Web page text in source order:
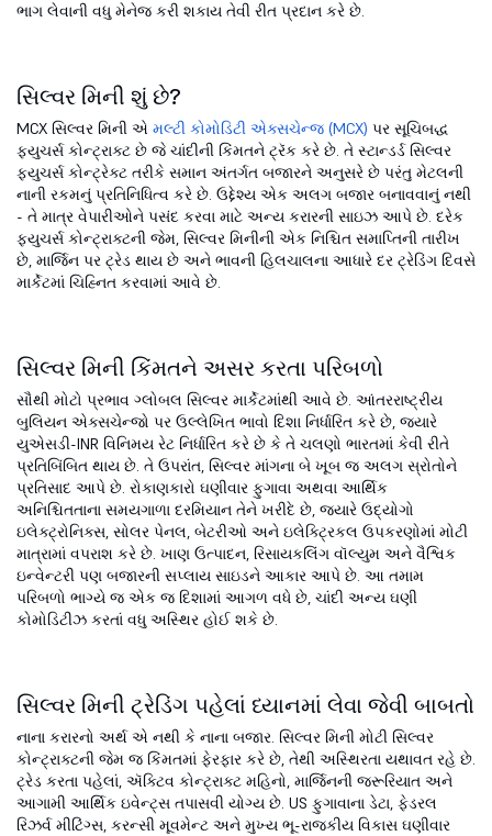
ભાગ લેવાની વધુ મેનેજ કરી શકાય તેવી રીત પ્રદાન કરે છે.
સિલ્વર મિની શું છે?
MCX સિલ્વર મિની એ મલ્ટી કોમોડિટી એક્સચેન્જ (MCX) પર સૂચિબદ્ધ
ફ્યુચર્સ કોન્ટ્રાક્ટ છે જે ચાંદીની કિંમતને ટ્રૅક કરે છે. તે સ્ટાન્ડર્ડ સિલ્વર
ફ્યુચર્સ કોન્ટ્રેક્ટ તરીકે સમાન અંતર્ગત બજારને અનુસરે છે પરંતુ મેટલની
નાની રકમનું પ્રતિનિધિત્વ કરે છે. ઉદ્દેશ્ય એક અલગ બજાર બનાવવાનું નથી
- તે માત્ર વેપારીઓને પસંદ કરવા માટે અન્ય કરારની સાઇઝ આપે છે. દરેક
ફ્યુચર્સ કોન્ટ્રાક્ટની જેમ, સિલ્વર મિનીની એક નિશ્ચિત સમાપ્તિની તારીખ
છે, માર્જિન પર ટ્રેડ થાય છે અને ભાવની હિલચાલના આધારે દર ટ્રેડિંગ દિવસે
માર્કેટમાં ચિહ્નિત કરવામાં આવે છે.
સિલ્વર મિની કિંમતને અસર કરતા પરિબળો
સૌથી મોટો પ્રભાવ ગ્લોબલ સિલ્વર માર્કેટમાંથી આવે છે. આંતરરાષ્ટ્રીય
બુલિયન એક્સચેન્જો પર ઉલ્લેખિત ભાવો દિશા નિર્ધારિત કરે છે, જ્યારે
યુએસડી-INR વિનિમય રેટ નિર્ધારિત કરે છે કે તે ચલણો ભારતમાં કેવી રીતે
પ્રતિબિંબિત થાય છે. તે ઉપરાંત, સિલ્વર માંગના બે ખૂબ જ અલગ સ્રોતોને
પ્રતિસાદ આપે છે. રોકાણકારો ઘણીવાર ફુગાવા અથવા આર્થિક
અનિશ્ચિતતાના સમયગાળા દરમિયાન તેને ખરીદે છે, જ્યારે ઉદ્યોગો
ઇલેક્ટ્રોનિક્સ, સોલર પેનલ, બેટરીઓ અને ઇલેક્ટ્રિકલ ઉપકરણોમાં મોટી
માત્રામાં વપરાશ કરે છે. ખાણ ઉત્પાદન, રિસાયકલિંગ વૉલ્યુમ અને વૈશ્વિક
ઇન્વેન્ટરી પણ બજારની સપ્લાય સાઇડને આકાર આપે છે. આ તમામ
પરિબળો ભાગ્યે જ એક જ દિશામાં આગળ વધે છે, ચાંદી અન્ય ઘણી
કોમોડિટીઝ કરતાં વધુ અસ્થિર હોઈ શકે છે.
સિલ્વર મિની ટ્રેડિંગ પહેલાં ધ્યાનમાં લેવા જેવી બાબતો
નાના કરારનો અર્થ એ નથી કે નાના બજાર. સિલ્વર મિની મોટી સિલ્વર
કોન્ટ્રાક્ટની જેમ જ કિંમતમાં ફેરફાર કરે છે, તેથી અસ્થિરતા યથાવત રહે છે.
ટ્રેડ કરતા પહેલાં, ઍક્ટિવ કોન્ટ્રાક્ટ મહિનો, માર્જિનની જરૂરિયાત અને
આગામી આર્થિક ઇવેન્ટ્સ તપાસવી યોગ્ય છે. US ફુગાવાના ડેટા, ફેડરલ
રિઝર્વ મીટિંગ્સ, કરન્સી મૂવમેન્ટ અને મુખ્ય ભૂ-રાજકીય વિકાસ ઘણીવાર